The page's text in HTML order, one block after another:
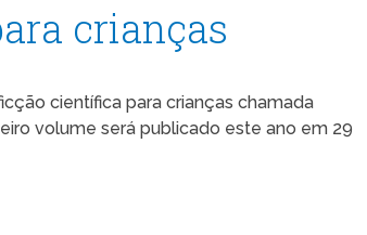
crianças
científica para crianças chamada
volume será publicado este ano em 29